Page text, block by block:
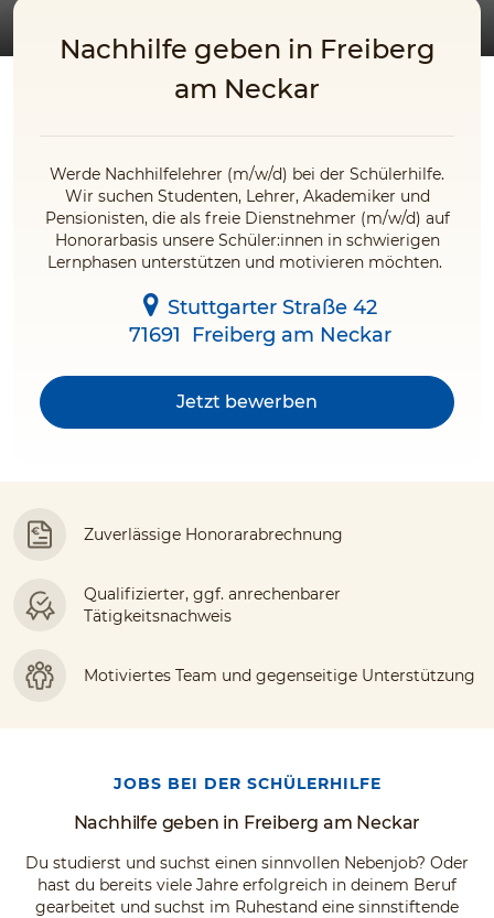
Nachhilfe geben in Freiberg
am Neckar
Werde Nachhilfelehrer (m/w/d) bei der Schülerhilfe.
Wir suchen Studenten, Lehrer, Akademiker und
Pensionisten, die als freie Dienstnehmer (m/w/d) auf
Honorarbasis unsere Schüler:innen in schwierigen
Lernphasen unterstützen und motivieren möchten.
Stuttgarter Straße 42
71691 Freiberg am Neckar
Jetzt bewerben
Zuverlässige Honorarabrechnung
Qualifizierter, ggf. anrechenbarer
Tätigkeitsnachweis
Motiviertes Team und gegenseitige Unterstützung
JOBS BEI DER SCHÜLERHILFE
Nachhilfe geben in Freiberg am Neckar
Du studierst und suchst einen sinnvollen Nebenjob? Oder
hast du bereits viele Jahre erfolgreich in deinem Beruf
gearbeitet und suchst im Ruhestand eine sinnstiftende